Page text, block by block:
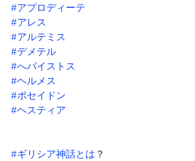
#アプロディーテ
#アレス
#アルテミス
#デメテル
#へパイストス
#ヘルメス
#ポセイドン
#ヘスティア
#ギリシア神話とは ？